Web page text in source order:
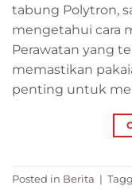
tabung Polytron,
mengetahui cara
Perawatan yang
memastikan
penting untuk
Posted in Berita |